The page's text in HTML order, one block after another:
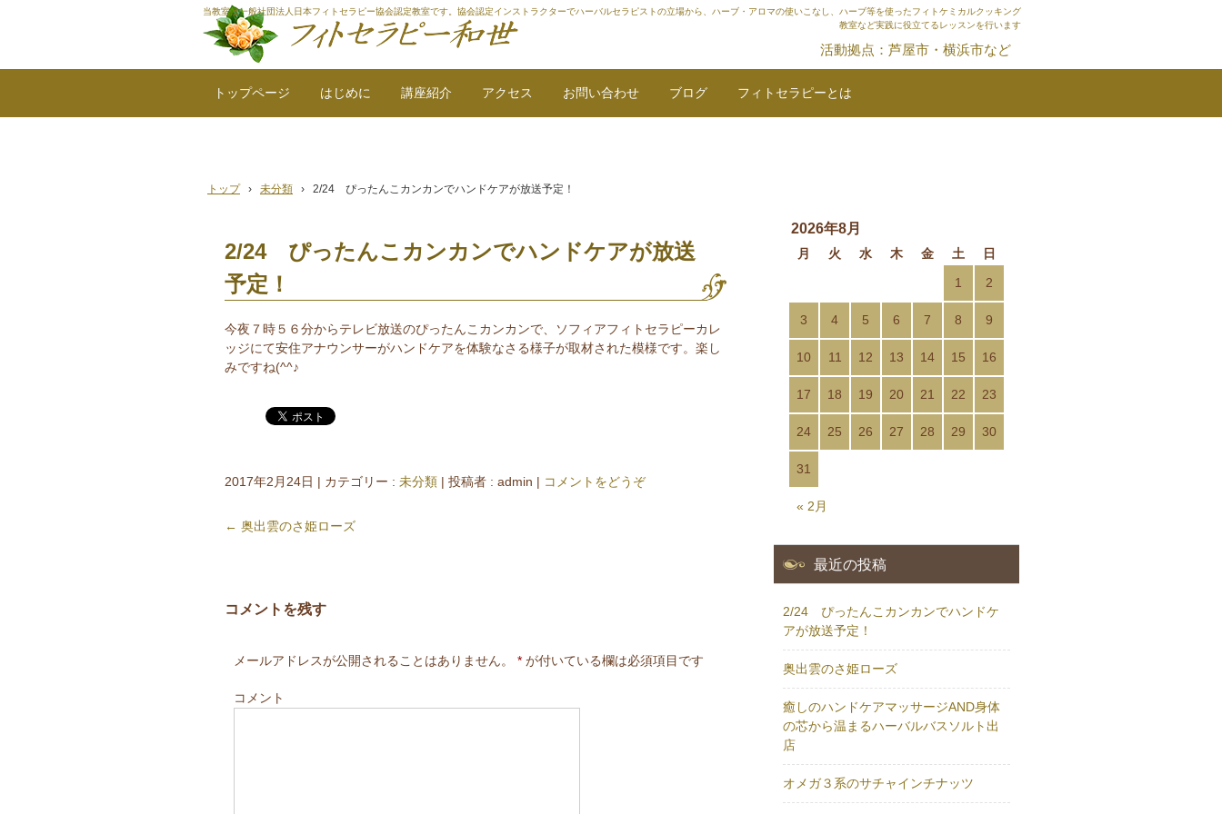
当教室は一般社団法人日本フィトセラピー協会認定教室です。協会認定インストラクターでハーバルセラピストの立場から、ハーブ・アロマの使いこなし、ハーブ等を使ったフィトケミカルクッキング
教室など実践に役立てるレッスンを行います
活動拠点：芦屋市・横浜市など
トップページ はじめに 講座紹介 アクセス お問い合わせ ブログ フィトセラピーとは
トップ › 未分類 › 2/24 ぴったんこカンカンでハンドケアが放送予定！
2/24 ぴったんこカンカンでハンドケアが放送
予定！
今夜７時５６分からテレビ放送のぴったんこカンカンで、ソフィアフィトセラピーカレ
ッジにて安住アナウンサーがハンドケアを体験なさる様子が取材された模様です。楽し
みですね(^^♪
2017年2月24日 | カテゴリー : 未分類 | 投稿者 : admin | コメントをどうぞ
← 奥出雲のさ姫ローズ
コメントを残す
メールアドレスが公開されることはありません。 * が付いている欄は必須項目です
コメント
2026年8月
月 火 水 木 金 土 日
« 2月
1 2
3 4 5 6 7 8 9
10 11 12 13 14 15 16
17 18 19 20 21 22 23
24 25 26 27 28 29 30
31
最近の投稿
2/24 ぴったんこカンカンでハンドケ
アが放送予定！
奥出雲のさ姫ローズ
癒しのハンドケアマッサージAND身体
の芯から温まるハーバルバスソルト出
店
オメガ３系のサチャインチナッツ